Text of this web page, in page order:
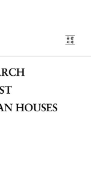
능 사이에서 완벽
후 건축 행보에 영
새로운 실험을 감